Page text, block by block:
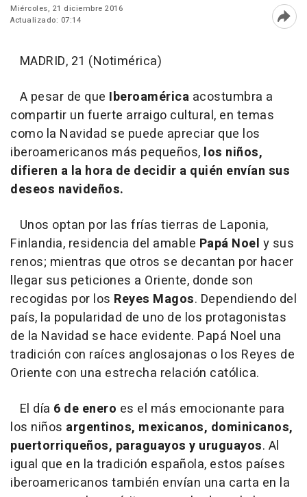
Miércoles, 21 diciembre 2016
Actualizado: 07:14
MADRID, 21 (Notimérica)
A pesar de que Iberoamérica acostumbra a
compartir un fuerte arraigo cultural, en temas
como la Navidad se puede apreciar que los
iberoamericanos más pequeños, los niños,
difieren a la hora de decidir a quién envían sus
deseos navideños.
Unos optan por las frías tierras de Laponia,
Finlandia, residencia del amable Papá Noel y sus
renos; mientras que otros se decantan por hacer
llegar sus peticiones a Oriente, donde son
recogidas por los Reyes Magos. Dependiendo del
país, la popularidad de uno de los protagonistas
de la Navidad se hace evidente. Papá Noel una
tradición con raíces anglosajonas o los Reyes de
Oriente con una estrecha relación católica.
El día 6 de enero es el más emocionante para
los niños argentinos, mexicanos, dominicanos,
puertorriqueños, paraguayos y uruguayos. Al
igual que en la tradición española, estos países
iberoamericanos también envían una carta en la